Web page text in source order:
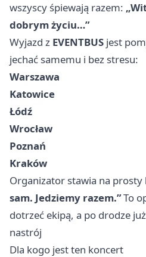
wszyscy śpiewają razem:
dobrym życiu…”
Wyjazd z EVENTBUS jest
jechać samemu i bez stresu:
Warszawa
Katowice
Łódź
Wrocław
Poznań
Kraków
Organizator stawia na prosty
sam. Jedziemy razem.”To
dotrzeć ekipą, a po drodze
nastrój
Dla kogo jest ten koncert